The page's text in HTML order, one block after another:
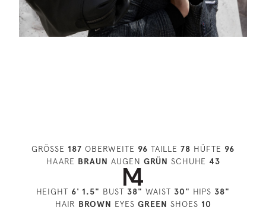
GRÖSSE 187 OBERWEITE 96 TAILLE 78 HÜFTE 96
HAARE BRAUN AUGEN GRÜN SCHUHE 43
HEIGHT 6' 1.5" BUST 38" WAIST 30" HIPS 38"
HAIR BROWN EYES GREEN SHOES 10